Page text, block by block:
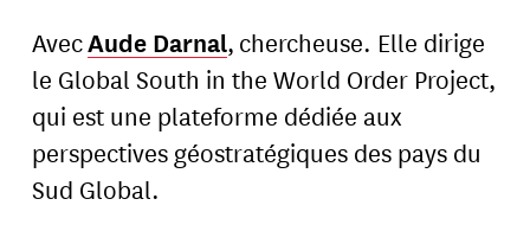
AvecAude Darnal, chercheuse. Elle dirige
le Global South in the World Order Project,
qui est une plateforme dédiée aux
perspectives géostratégiques des pays du
Sud Global.